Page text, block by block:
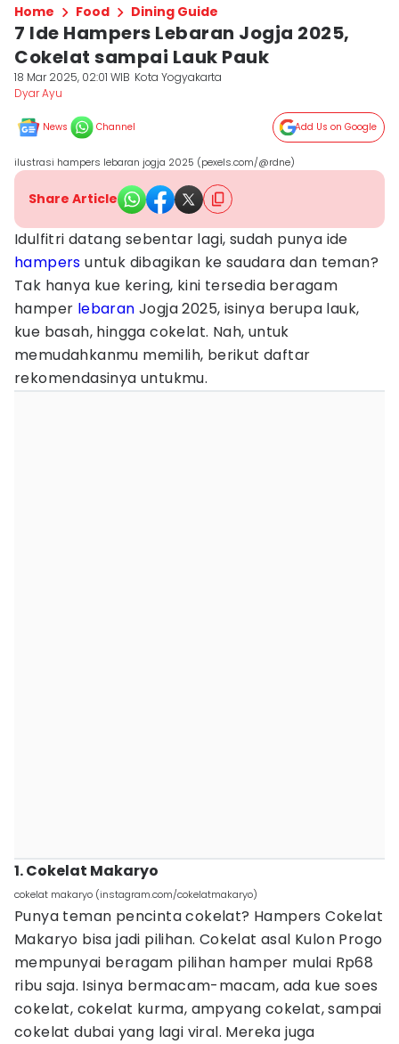
Home Food Dining Guide
7 Ide Hampers Lebaran Jogja 2025,
Cokelat sampai Lauk Pauk
18 Mar 2025, 02:01 WIB Kota Yogyakarta
Dyar Ayu
News Channel Add Us on Google
ilustrasi hampers lebaran jogja 2025 (pexels.com/@rdne)
Share Article
Idulfitri datang sebentar lagi, sudah punya ide
hampers untuk dibagikan ke saudara dan teman?
Tak hanya kue kering, kini tersedia beragam
hamper lebaran Jogja 2025, isinya berupa lauk,
kue basah, hingga cokelat. Nah, untuk
memudahkanmu memilih, berikut daftar
rekomendasinya untukmu.
1. Cokelat Makaryo
cokelat makaryo (instagram.com/cokelatmakaryo)
Punya teman pencinta cokelat? Hampers Cokelat
Makaryo bisa jadi pilihan. Cokelat asal Kulon Progo
mempunyai beragam pilihan hamper mulai Rp68
ribu saja. Isinya bermacam-macam, ada kue soes
cokelat, cokelat kurma, ampyang cokelat, sampai
cokelat dubai yang lagi viral. Mereka juga